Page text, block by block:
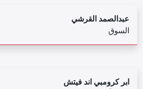
عبدالصمد القرشي
السوق
ابر كرومبي اند فيتش